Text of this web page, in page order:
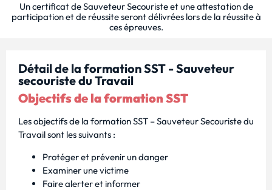
Un certificat de Sauveteur Secouriste et une attestation de
participation et de réussite seront délivrées lors de la réussite à
ces épreuves.
Détail de la formation SST - Sauveteur
secouriste du Travail
Objectifs de la formation SST
Les objectifs de la formation SST – Sauveteur Secouriste du
Travail sont les suivants :
Protéger et prévenir un danger
Examiner une victime
Faire alerter et informer